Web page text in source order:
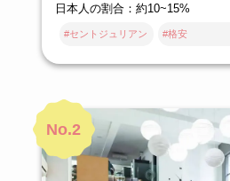
日本人の割合：約10~15%
#セントジュリアン #格安
No.2